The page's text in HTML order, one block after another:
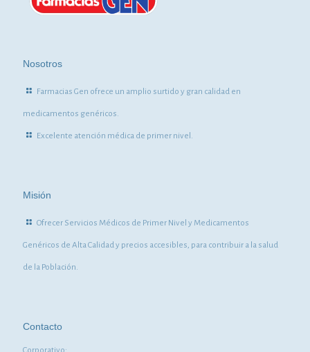
Nosotros
Farmacias Gen ofrece un amplio surtido y gran calidad en
medicamentos genéricos.
Excelente atención médica de primer nivel.
Misión
Ofrecer Servicios Médicos de Primer Nivel y Medicamentos
Genéricos de Alta Calidad y precios accesibles, para contribuir a la salud
de la Población.
Contacto